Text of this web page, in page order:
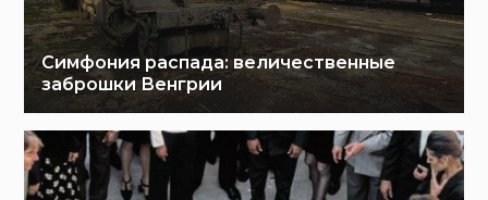
Симфония распада: величественные
заброшки Венгрии